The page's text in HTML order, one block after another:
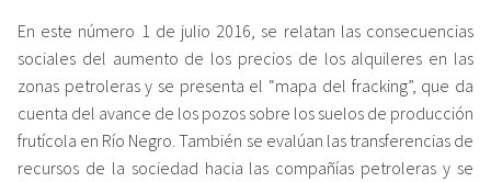
En este número 1 de julio 2016, se relatan las consecuencias
sociales del aumento de los precios de los alquileres en las
zonas petroleras y se presenta el “mapa del fracking”, que da
cuenta del avance de los pozos sobre los suelos de producción
frutícola en Río Negro. También se evalúan las transferencias de
recursos de la sociedad hacia las compañías petroleras y se